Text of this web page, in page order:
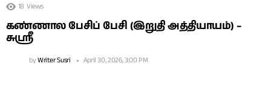
18 Views
கண்ணால பேசிப் பேசி (இறுதி அத்தியாயம்) –
சுஶ்ரீ
byWriter Susri April 30, 2026, 3:00 PM